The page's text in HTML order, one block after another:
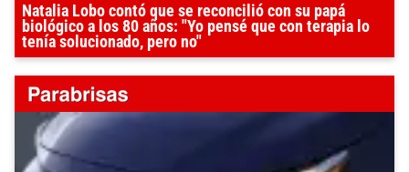
Natalia Lobo contó que se reconcilió con su papá
biológico a los 80 años: "Yo pensé que con terapia lo
tenía solucionado, pero no"